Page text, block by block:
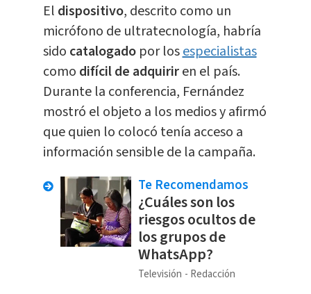
El dispositivo, descrito como un
micrófono de ultratecnología, habría
sido catalogado por losespecialistas
como difícil de adquiriren el país.
Durante la conferencia, Fernández
mostró el objeto a los medios y afirmó
que quien lo colocó tenía acceso a
información sensible de la campaña.
Te Recomendamos
¿Cuáles son los
riesgos ocultos de
los grupos de
WhatsApp?
Televisión Redacción